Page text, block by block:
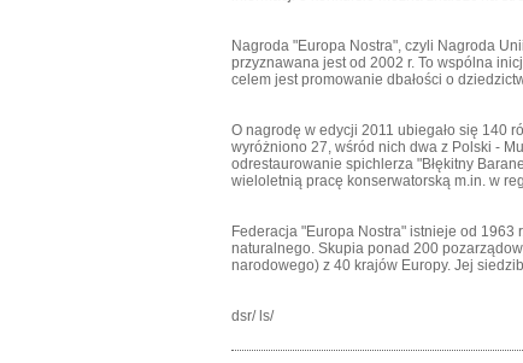
Nagroda "Europa Nostra", czyli Nagroda
przyznawana jest od 2002 r. To wspólna
celem jest promowanie dbałości o
O nagrodę w edycji 2011 ubiegało się 140
wyróżniono 27, wśród nich dwa z Polski -
odrestaurowanie spichlerza "Błękitny
wieloletnią pracę konserwatorską m.in. w
Federacja "Europa Nostra" istnieje od
naturalnego. Skupia ponad 200
narodowego) z 40 krajów Europy. Jej
dsr/ ls/